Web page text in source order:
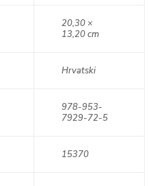
20,30 ×
13,20 cm
Hrvatski
978-953-
7929-72-5
15370